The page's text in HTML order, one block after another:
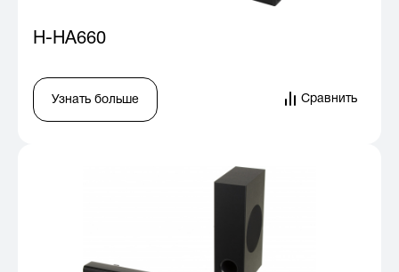
H-HA660
Узнать больше Сравнить